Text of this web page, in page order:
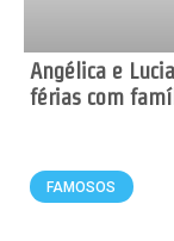
Angélica e
férias com
FAMOSOS